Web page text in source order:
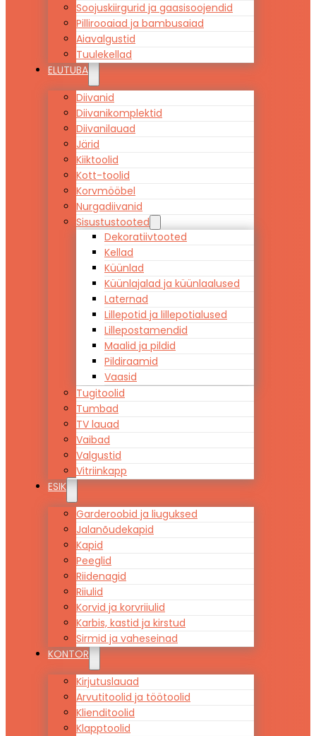
Soojuskiirgurid ja gaasisoojendid
Pillirooaiad ja bambusaiad
Aiavalgustid
Tuulekellad
ELUTUBA
Diivanid
Diivanikomplektid
Diivanilauad
Järid
Kiiktoolid
Kott-toolid
Korvmööbel
Nurgadiivanid
Sisustustooted
Dekoratiivtooted
Kellad
Küünlad
Küünlajalad ja küünlaalused
Laternad
Lillepotid ja lillepotialused
Lillepostamendid
Maalid ja pildid
Pildiraamid
Vaasid
Tugitoolid
Tumbad
TV lauad
Vaibad
Valgustid
Vitriinkapp
ESIK
Garderoobid ja liuguksed
Jalanõudekapid
Kapid
Peeglid
Riidenagid
Riiulid
Korvid ja korvriiulid
Karbis, kastid ja kirstud
Sirmid ja vaheseinad
KONTOR
Kirjutuslauad
Arvutitoolid ja töötoolid
Klienditoolid
Klapptoolid